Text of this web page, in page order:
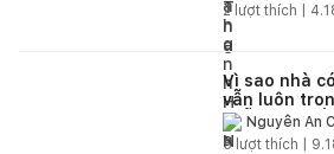
2lượt thích |
Vì sao nhà
vẫn luôn
chỗ chứa
Nguyễn An
5lượt thích |